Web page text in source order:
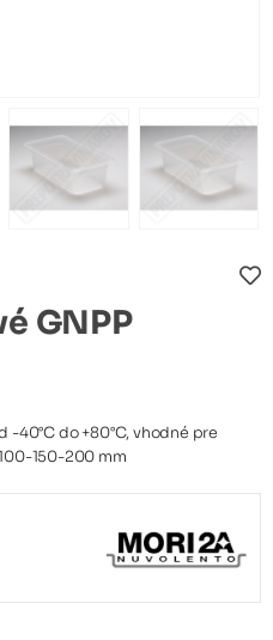
GNPP
-40°C do +80°C, vhodné pre
150-200 mm